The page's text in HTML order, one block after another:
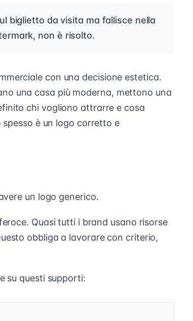
biglietto da visita ma fallisce nella
non è risolto.
con una decisione estetica.
una casa più moderna, mettono una
chi vogliono attrarre e cosa
è un logo corretto e
un logo generico.
Quasi tutti i brand usano risorse
obbliga a lavorare con criterio,
su questi supporti: